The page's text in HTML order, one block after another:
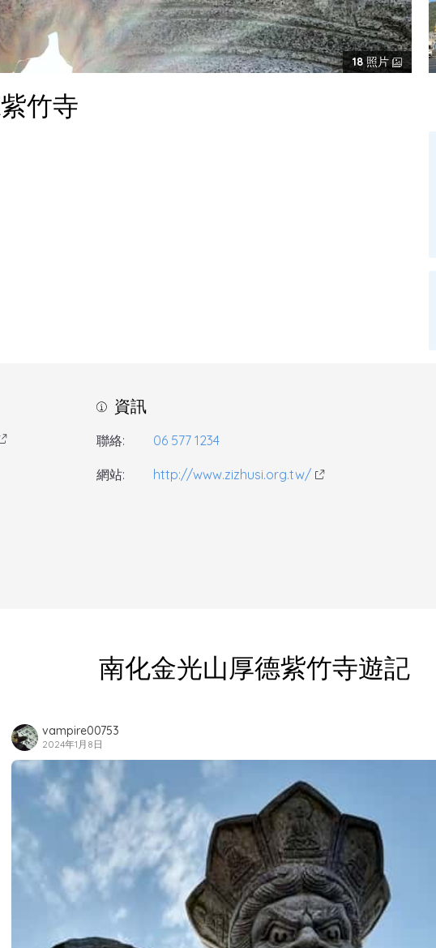
18照片
竹寺
資訊
聯絡: 06 577 1234
網站: http://www.zizhusi.org.tw/
南化金光山厚德紫竹寺遊記
vampire00753
2024年1月8日